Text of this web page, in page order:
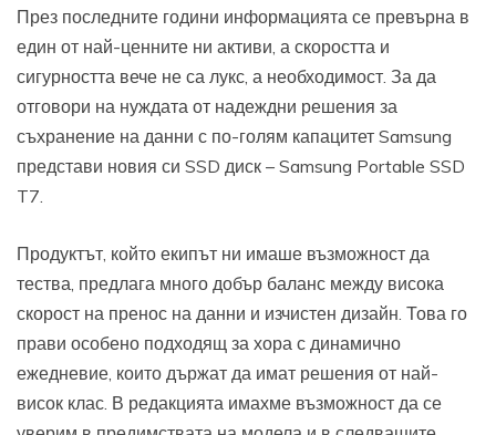
През последните години информацията се превърна в
един от най-ценните ни активи, а скоростта и
сигурността вече не са лукс, а необходимост. За да
отговори на нуждата от надеждни решения за
съхранение на данни с по-голям капацитет Samsung
представи новия си SSD диск – Samsung Portable SSD
T7.
Продуктът, който екипът ни имаше възможност да
тества, предлага много добър баланс между висока
скорост на пренос на данни и изчистен дизайн. Това го
прави особено подходящ за хора с динамично
ежедневие, които държат да имат решения от най-
висок клас. В редакцията имахме възможност да се